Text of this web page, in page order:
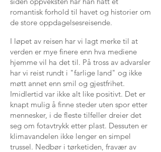
romantisk forhold til havet og historier om
de store oppdagelsesreisende.
I løpet av reisen har vi lagt merke til at
verden er mye finere enn hva mediene
hjemme vil ha det til. På tross av advarsler
har vi reist rundt i "farlige land" og ikke
møtt annet enn smil og gjestfrihet.
Imidlertid var ikke alt like positivt. Det er
knapt mulig å finne steder uten spor etter
mennesker, i de fleste tilfeller dreier det
seg om fotavtrykk etter plast. Dessuten er
klimavandelen ikke lenger en simpel
trussel. Nedbør i tørketiden, fravær av